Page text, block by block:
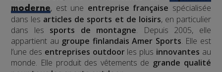
moderne, est une entreprise française spécialisée
dans les articles de sports et de loisirs, en particulier
dans les sports de montagne. Depuis 2005, elle
appartient au groupe finlandais Amer Sports. Elle est
l’une des entreprises outdoorles plus innovantes au
monde. Elle produit des vêtements de grande qualité